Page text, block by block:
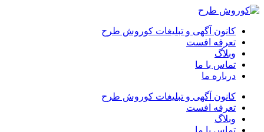
کانون آگهی و تبلیغات کوروش طرح
تعرفه افست
وبلاگ
تماس با ما
درباره ما
کانون آگهی و تبلیغات کوروش طرح
تعرفه افست
وبلاگ
تماس با ما